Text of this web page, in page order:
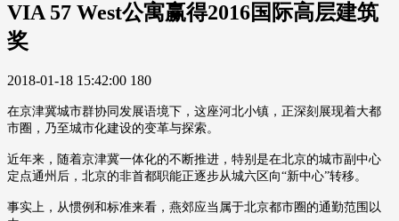
VIA 57 West公寓赢得2016国际高层建筑
奖
2018-01-18 15:42:00 180
在京津冀城市群协同发展语境下，这座河北小镇，正深刻展现着大都
市圈，乃至城市化建设的变革与探索。
近年来，随着京津冀一体化的不断推进，特别是在北京的城市副中心
定点通州后，北京的非首都职能正逐步从城六区向“新中心”转移。
事实上，从惯例和标准来看，燕郊应当属于北京都市圈的通勤范围以